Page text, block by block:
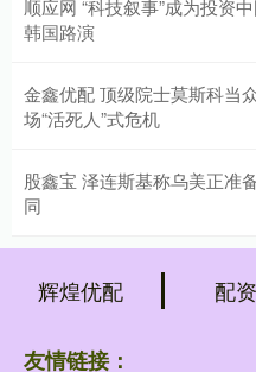
顺应网 “科技叙事”成为投资
韩国路演
金鑫优配 顶级院士莫斯科当
场“活死人”式危机
股鑫宝 泽连斯基称乌美正准
同
辉煌优配 配
友情链接：